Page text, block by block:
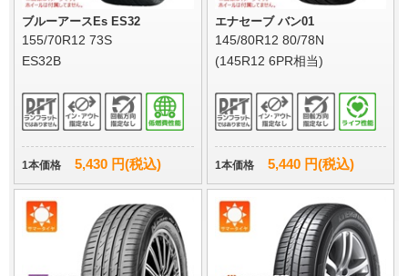
ブルーアースEs ES32
155/70R12 73S
ES32B
1本価格 5,430 円(税込)
エナセーブ バン01
145/80R12 80/78N
(145R12 6PR相当)
1本価格 5,440 円(税込)